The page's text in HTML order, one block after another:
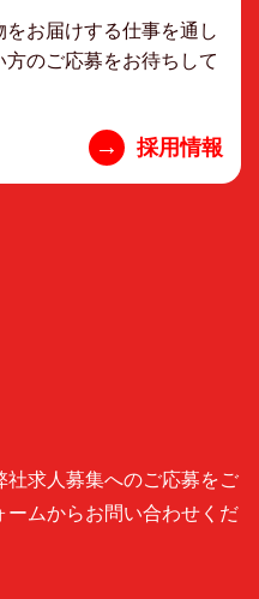
お届けする仕事を通し
のご応募をお待ちして
→ 採用情報
社求人募集へのご応募をご
ムからお問い合わせくだ